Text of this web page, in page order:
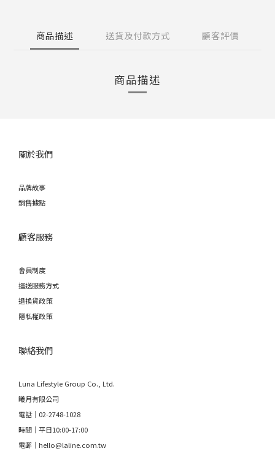
商品描述 送貨及付款方式 顧客評價
商品描述
關於我們
品牌故事
銷售據點
顧客服務
會員制度
運送服務方式
退換貨政策
隱私權政策
聯絡我們
Luna Lifestyle Group Co., Ltd.
曦月有限公司
電話｜02-2748-1028
時間｜平日10:00-17:00
電郵｜hello@laline.com.tw